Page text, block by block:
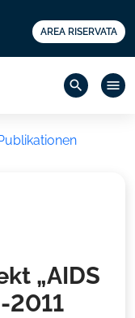
AREA RISERVATA
search menu
„AIDS
2011